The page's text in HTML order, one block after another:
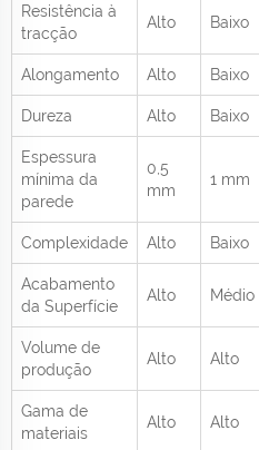
Resistência à
tracção
Alto Baixo
Alongamento Alto Baixo
Dureza Alto Baixo
Espessura
mínima da
parede
0,5
mm
1 mm
Complexidade Alto Baixo
Acabamento
da Superfície
Alto Médio
Volume de
produção
Alto Alto
Gama de
materiais
Alto Alto